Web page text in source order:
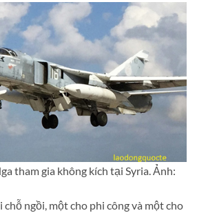
tham gia không kích tại Syria. Ảnh:
chỗ ngồi, một cho phi công và một cho